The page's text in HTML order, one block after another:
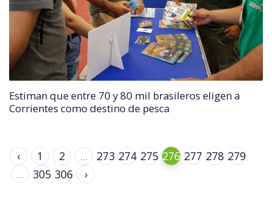
Estiman que entre 70 y 80 mil brasileros eligen a
Corrientes como destino de pesca
‹ 1 2 ... 273 274 275 276 277 278 279
...
305 306 ›